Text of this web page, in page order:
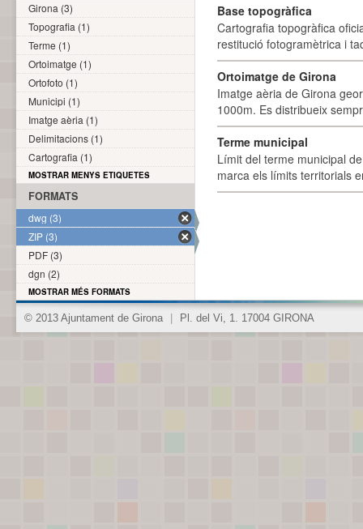
Base topogràfica
Cartografia topogràfica
restitució fotogramètrica i
Ortoimatge de Girona
Imatge aèria de Girona
1000m. Es distribueix
Terme municipal
Límit del terme municipal
marca els límits territorials
Girona (3)
Topografia (1)
Terme (1)
Ortoimatge (1)
Ortofoto (1)
Municipi (1)
Imatge aèria (1)
Delimitacions (1)
Cartografia (1)
MOSTRAR MENYS ETIQUETES
FORMATS
dwg (3)
ZIP (3)
PDF (3)
dgn (2)
MOSTRAR MÉS FORMATS
© 2013 Ajuntament de Girona Pl. del Vi, 1. 17004 GIRONA